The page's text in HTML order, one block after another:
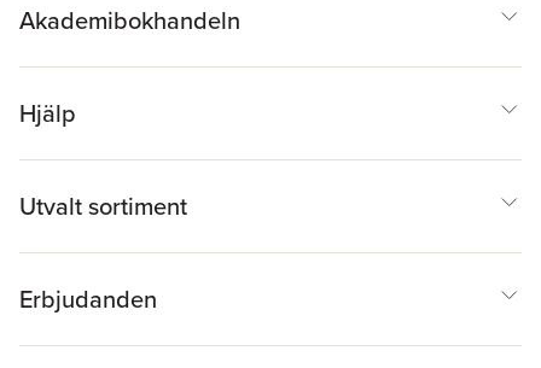
Akademibokhandeln
Hjälp
Utvalt sortiment
Erbjudanden